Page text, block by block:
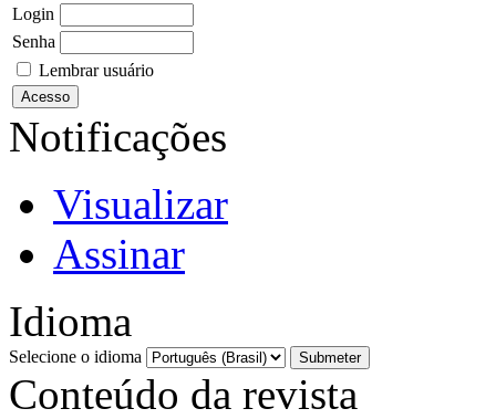
Login
Senha
Lembrar usuário
Notificações
Visualizar
Assinar
Idioma
Selecione o idioma
Conteúdo da revista